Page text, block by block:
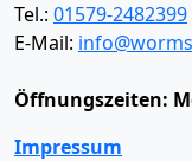
Tel.: 01579-2482399
E-Mail:
Öffnungszeiten:
Impressum